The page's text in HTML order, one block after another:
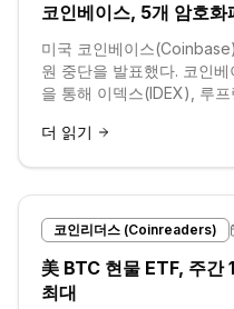
코인베이스, 5개 암호
미국 코인베이스
원 중단을 발표했다. 코인
을 통해 이덱스(IDEX), 루
를
더 읽기
코인리더스 (Coinreaders)
美 BTC 현물 ETF, 주간
최대